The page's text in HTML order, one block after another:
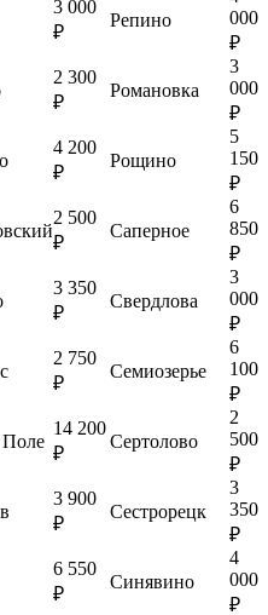
3 000
₽
Репино
000
₽
2 300
₽
Романовка
3
000
₽
4 200
₽
Рощино
5
150
₽
2 500
₽
Саперное
6
850
₽
3 350
₽
Свердлова
3
000
₽
2 750
₽
Семиозерье
6
100
₽
14 200
₽
Сертолово
2
500
₽
3 900
₽
Сестрорецк
3
350
₽
6 550
₽
Синявино
4
000
₽